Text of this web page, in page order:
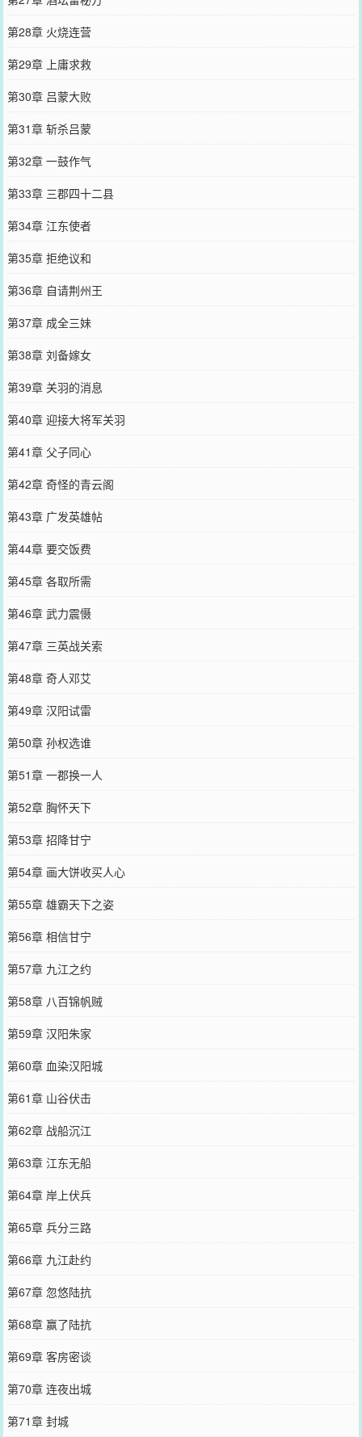
第28章 火烧连营
第29章 上庸求救
第30章 吕蒙大败
第31章 斩杀吕蒙
第32章 一鼓作气
第33章 三郡四十二县
第34章 江东使者
第35章 拒绝议和
第36章 自请荆州王
第37章 成全三妹
第38章 刘备嫁女
第39章 关羽的消息
第40章 迎接大将军关羽
第41章 父子同心
第42章 奇怪的青云阁
第43章 广发英雄帖
第44章 要交饭费
第45章 各取所需
第46章 武力震慑
第47章 三英战关索
第48章 奇人邓艾
第49章 汉阳试雷
第50章 孙权选谁
第51章 一郡换一人
第52章 胸怀天下
第53章 招降甘宁
第54章 画大饼收买人心
第55章 雄霸天下之姿
第56章 相信甘宁
第57章 九江之约
第58章 八百锦帆贼
第59章 汉阳朱家
第60章 血染汉阳城
第61章 山谷伏击
第62章 战船沉江
第63章 江东无船
第64章 岸上伏兵
第65章 兵分三路
第66章 九江赴约
第67章 忽悠陆抗
第68章 赢了陆抗
第69章 客房密谈
第70章 连夜出城
第71章 封城